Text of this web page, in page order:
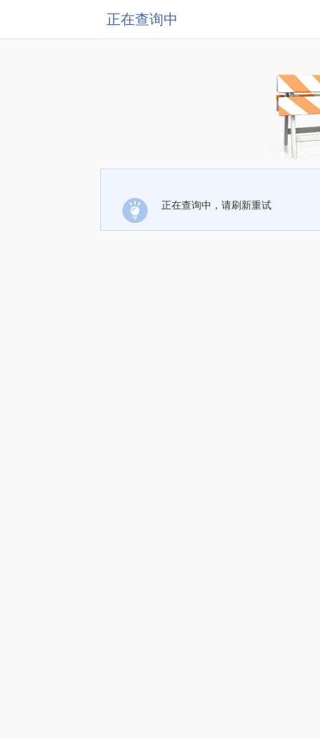
正在查询中
正在查询中，请刷新重试